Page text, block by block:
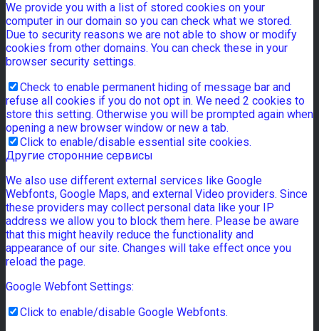
We provide you with a list of stored cookies on your
computer in our domain so you can check what we stored.
Due to security reasons we are not able to show or modify
cookies from other domains. You can check these in your
browser security settings.
Check to enable permanent hiding of message bar and
refuse all cookies if you do not opt in. We need 2 cookies to
store this setting. Otherwise you will be prompted again when
opening a new browser window or new a tab.
Click to enable/disable essential site cookies.
Другие сторонние сервисы
We also use different external services like Google
Webfonts, Google Maps, and external Video providers. Since
these providers may collect personal data like your IP
address we allow you to block them here. Please be aware
that this might heavily reduce the functionality and
appearance of our site. Changes will take effect once you
reload the page.
Google Webfont Settings:
Click to enable/disable Google Webfonts.